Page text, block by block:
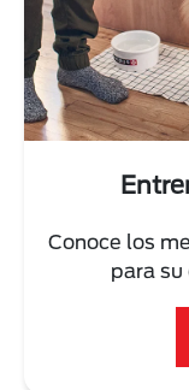
Conoce los
para